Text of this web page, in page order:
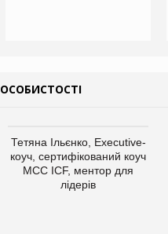
ОСОБИСТОСТІ
Тетяна Ільєнко, Executive-
коуч, сертифікований коуч
МСС ICF, ментор для
лідерів